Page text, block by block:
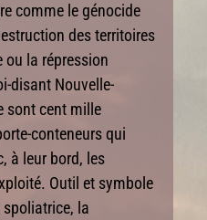
comme le génocide
des territoires
ou la répression
disant Nouvelle-
sont cent mille
conteneurs qui
à leur bord, les
Outil et symbole
la